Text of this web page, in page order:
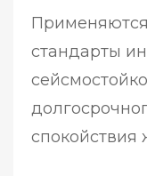
стандарты
спокойствия